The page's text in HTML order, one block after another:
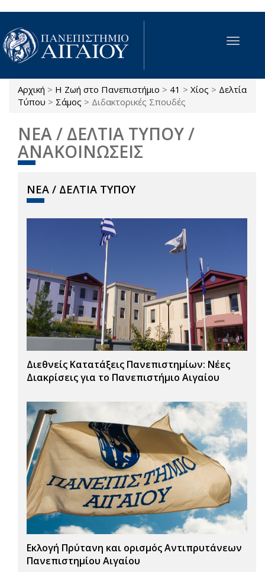
Παράκαμψη προς το κυρίως περιεχόμενο
Toggle
Είστε εδώ
Αρχική > Η Ζωή στο Πανεπιστήμιο > 41 > Χίος > Δελτία
Τύπου > Σάμος > Διδακτορικές Σπουδές
ΝΕΑ / ΔΕΛΤΙΑ ΤΥΠΟΥ /
ΑΝΑΚΟΙΝΩΣΕΙΣ
ΝΕΑ / ΔΕΛΤΙΑ ΤΥΠΟΥ
Διεθνείς Κατατάξεις Πανεπιστημίων: Νέες
Διακρίσεις για το Πανεπιστήμιο Αιγαίου
Εκλογή Πρύτανη και ορισμός Αντιπρυτάνεων
Πανεπιστημίου Αιγαίου